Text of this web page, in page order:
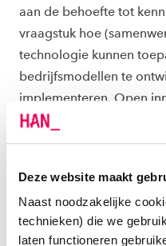
Deze website maakt
Naast noodzakelijke
technieken) die we
laten functioneren
aan de behoefte tot
vraagstuk hoe
technologie kunnen
bedrijfsmodellen te
implementeren. Open
daarbij onderwerpen
met studenten en het
Maarten van Gils, lector
voor ons een prachtig